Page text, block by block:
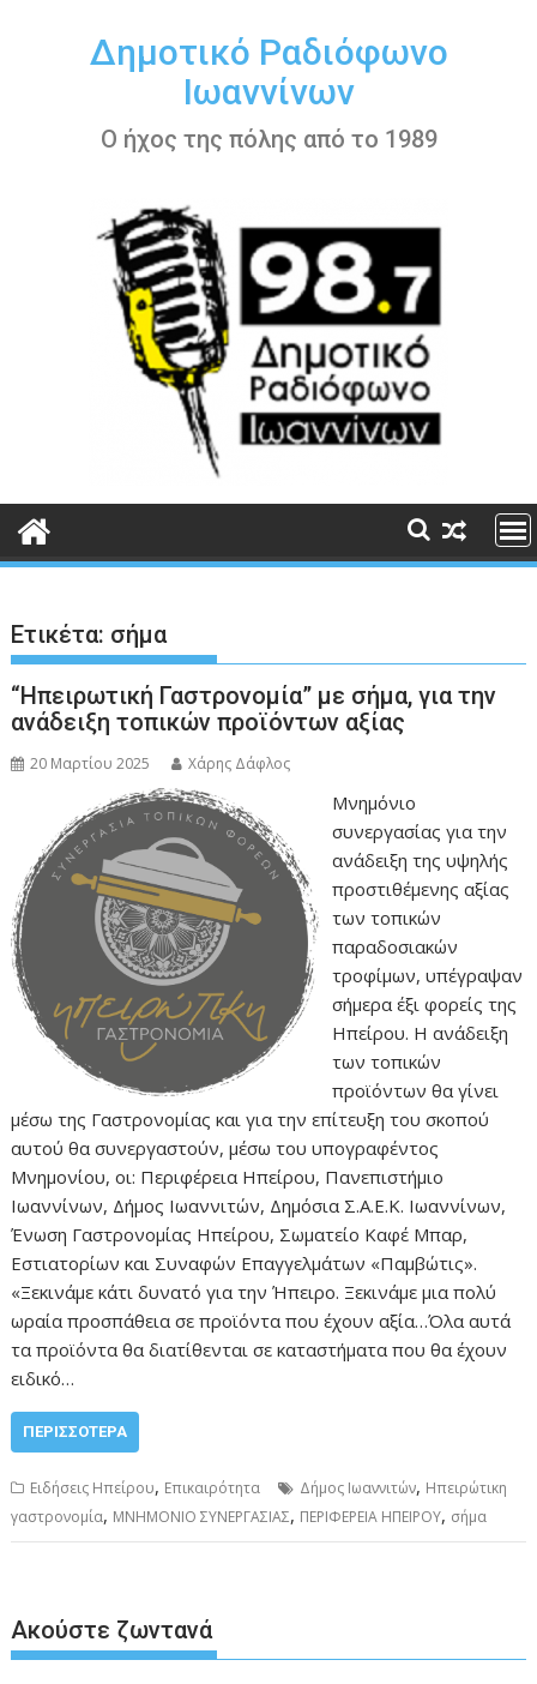
περιεχόμενοΔημοτικό Ραδιόφωνο
Ιωαννίνων
Ο ήχος της πόλης από το 1989
Ετικέτα: σήμα
“Ηπειρωτική Γαστρονομία” με σήμα, για την
ανάδειξη τοπικών προϊόντων αξίας
20 Μαρτίου 2025 Χάρης Δάφλος
Μνημόνιο
συνεργασίας για την
ανάδειξη της υψηλής
προστιθέμενης αξίας
των τοπικών
παραδοσιακών
τροφίμων, υπέγραψαν
σήμερα έξι φορείς της
Ηπείρου. Η ανάδειξη
των τοπικών
προϊόντων θα γίνει
μέσω της Γαστρονομίας και για την επίτευξη του σκοπού
αυτού θα συνεργαστούν, μέσω του υπογραφέντος
Μνημονίου, οι: Περιφέρεια Ηπείρου, Πανεπιστήμιο
Ιωαννίνων, Δήμος Ιωαννιτών, Δημόσια Σ.Α.Ε.Κ. Ιωαννίνων,
Ένωση Γαστρονομίας Ηπείρου, Σωματείο Καφέ Μπαρ,
Εστιατορίων και Συναφών Επαγγελμάτων «Παμβώτις».
«Ξεκινάμε κάτι δυνατό για την Ήπειρο. Ξεκινάμε μια πολύ
ωραία προσπάθεια σε προϊόντα που έχουν αξία…Όλα αυτά
τα προϊόντα θα διατίθενται σε καταστήματα που θα έχουν
ειδικό…
ΠΕΡΙΣΣΌΤΕΡΑ
Ειδήσεις Ηπείρου, Επικαιρότητα Δήμος Ιωαννιτών, Ηπειρώτικη
γαστρονομία, ΜΝΗΜΟΝΙΟ ΣΥΝΕΡΓΑΣΙΑΣ, ΠΕΡΙΦΕΡΕΙΑ ΗΠΕΙΡΟΥ, σήμα
Ακούστε ζωντανά